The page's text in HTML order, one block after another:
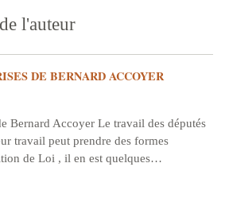
l'auteur
DE BERNARD ACCOYER
Bernard Accoyer Le travail des députés
travail peut prendre des formes
de Loi , il en est quelques…